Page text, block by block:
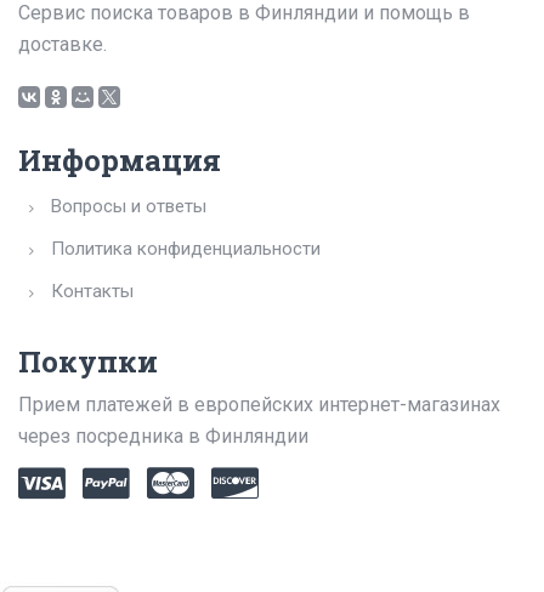
Сервис поиска товаров в Финляндии и помощь в
доставке.
Информация
Вопросы и ответы
Политика конфиденциальности
Контакты
Покупки
Прием платежей в европейских интернет-магазинах
через посредника в Финляндии